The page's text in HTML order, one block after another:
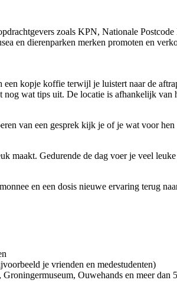
zoals KPN, Nationale
en dierenparken merken promoten en
kopje koffie terwijl je luistert naar de
nog wat tips uit. De locatie is afhankelijk
van een gesprek kijk je of je wat voor
maakt. Gedurende de dag voer je veel
en een dosis nieuwe ervaring terug
je vrienden en medestudenten)
Ouwehands en meer dan